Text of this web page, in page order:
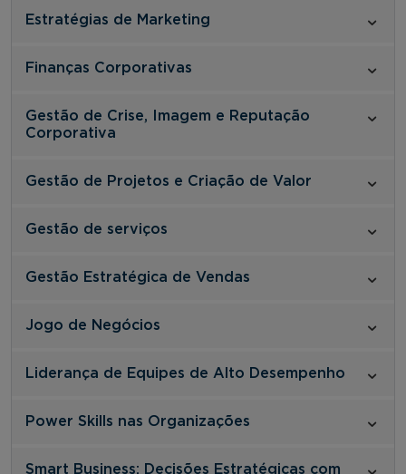
Estratégias de Marketing
Finanças Corporativas
Gestão de Crise, Imagem e Reputação
Corporativa
Gestão de Projetos e Criação de Valor
Gestão de serviços
Gestão Estratégica de Vendas
Jogo de Negócios
Liderança de Equipes de Alto Desempenho
Power Skills nas Organizações
Smart Business: Decisões Estratégicas com